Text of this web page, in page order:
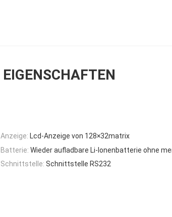
EIGENSCHAFTEN
Anzeige: Lcd-Anzeige von 128×32matrix
Batterie: Wieder aufladbare Li-Ionenbatterie ohne
Schnittstelle: Schnittstelle RS232